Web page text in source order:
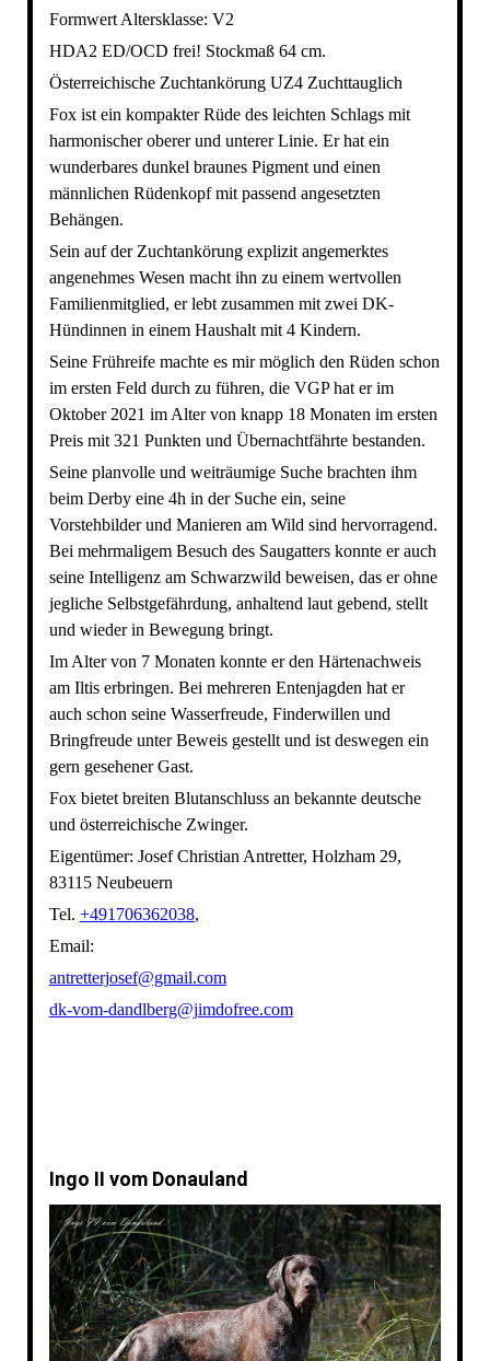
Formwert Altersklasse: V2
HDA2 ED/OCD frei! Stockmaß 64 cm.
Österreichische Zuchtankörung UZ4 Zuchttauglich
Fox ist ein kompakter Rüde des leichten Schlags mit
harmonischer oberer und unterer Linie. Er hat ein
wunderbares dunkel braunes Pigment und einen
männlichen Rüdenkopf mit passend angesetzten
Behängen.
Sein auf der Zuchtankörung explizit angemerktes
angenehmes Wesen macht ihn zu einem wertvollen
Familienmitglied, er lebt zusammen mit zwei DK-
Hündinnen in einem Haushalt mit 4 Kindern.
Seine Frühreife machte es mir möglich den Rüden schon
im ersten Feld durch zu führen, die VGP hat er im
Oktober 2021 im Alter von knapp 18 Monaten im ersten
Preis mit 321 Punkten und Übernachtfährte bestanden.
Seine planvolle und weiträumige Suche brachten ihm
beim Derby eine 4h in der Suche ein, seine
Vorstehbilder und Manieren am Wild sind hervorragend.
Bei mehrmaligem Besuch des Saugatters konnte er auch
seine Intelligenz am Schwarzwild beweisen, das er ohne
jegliche Selbstgefährdung, anhaltend laut gebend, stellt
und wieder in Bewegung bringt.
Im Alter von 7 Monaten konnte er den Härtenachweis
am Iltis erbringen. Bei mehreren Entenjagden hat er
auch schon seine Wasserfreude, Finderwillen und
Bringfreude unter Beweis gestellt und ist deswegen ein
gern gesehener Gast.
Fox bietet breiten Blutanschluss an bekannte deutsche
und österreichische Zwinger.
Eigentümer: Josef Christian Antretter, Holzham 29,
83115 Neubeuern
Tel. +491706362038,
Email:
antretterjosef@gmail.com
dk-vom-dandlberg@jimdofree.com
Ingo II vom Donauland